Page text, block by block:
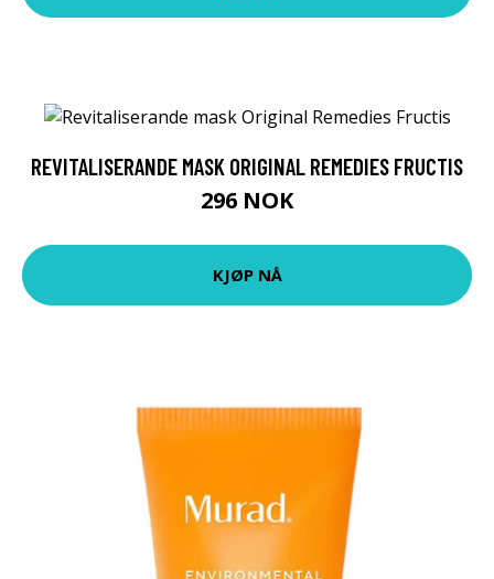
REVITALISERANDE MASK ORIGINAL REMEDIES FRUCTIS
296 NOK
KJØP NÅ